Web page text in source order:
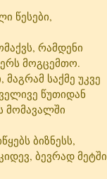
წესები,
რამდენი
მოგცემთო.
საქმე უკვე
წუთიდან
მომავალში
ბიზნესს,
ბევრად მეტში